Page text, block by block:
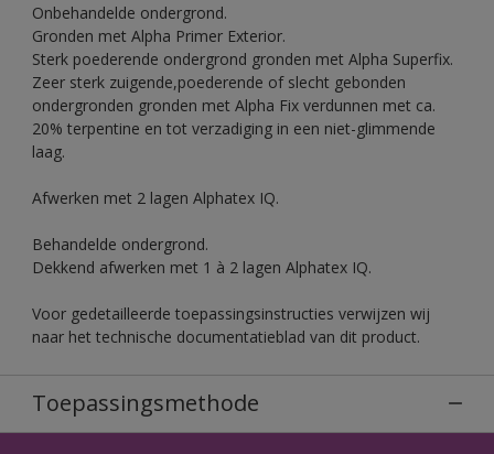
Onbehandelde ondergrond.
Gronden met Alpha Primer Exterior.
Sterk poederende ondergrond gronden met Alpha Superfix.
Zeer sterk zuigende,poederende of slecht gebonden
ondergronden gronden met Alpha Fix verdunnen met ca.
20% terpentine en tot verzadiging in een niet-glimmende
laag.
Afwerken met 2 lagen Alphatex IQ.
Behandelde ondergrond.
Dekkend afwerken met 1 à 2 lagen Alphatex IQ.
Voor gedetailleerde toepassingsinstructies verwijzen wij
naar het technische documentatieblad van dit product.
Toepassingsmethode